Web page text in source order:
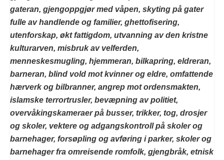
gateran, gjengoppgjør med våpen, skyting på gater
fulle av handlende og familier, ghettofisering,
utenforskap, økt fattigdom, utvanning av den kristne
kulturarven, misbruk av velferden,
menneskesmugling, hjemmeran, bilkapring, eldreran,
barneran, blind vold mot kvinner og eldre, omfattende
hærverk og bilbranner, angrep mot ordensmakten,
islamske terrortrusler, bevæpning av politiet,
overvåkingskameraer på busser, trikker, tog, drosjer
og skoler, vektere og adgangskontroll på skoler og
barnehager, forsøpling og avføring i parker, skoler og
barnehager fra omreisende romfolk, gjengbråk, etnisk